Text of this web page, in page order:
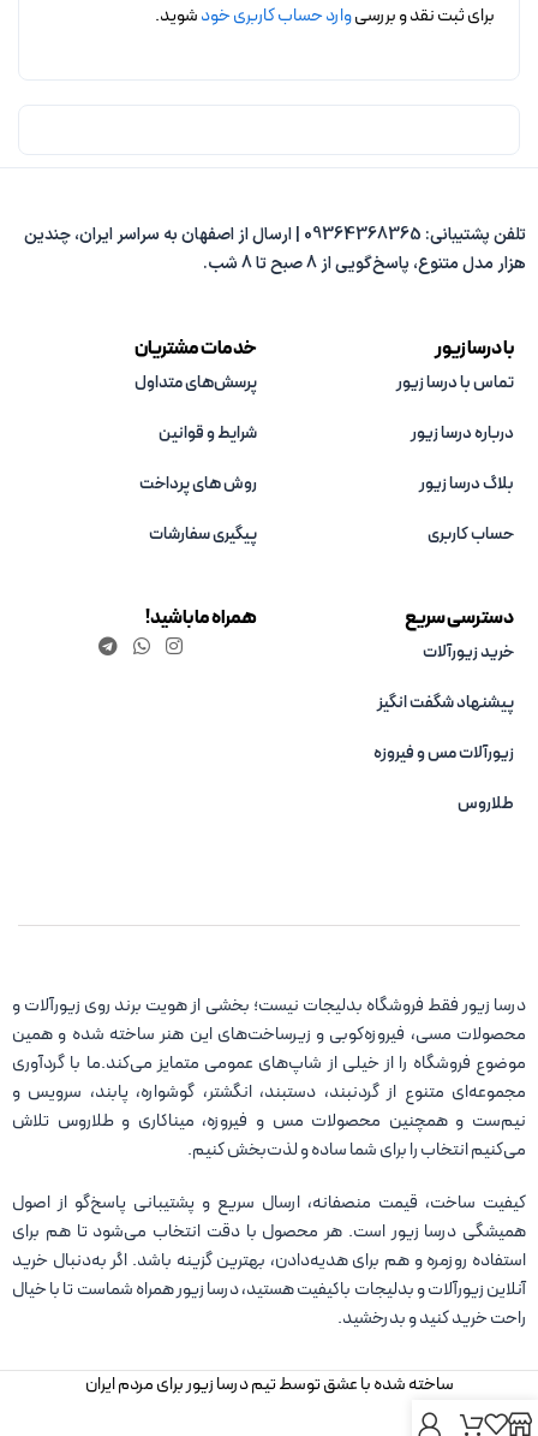
برای ثبت نقد و بررسیوارد حساب کاربری خودشوید.
تلفن پشتیبانی: 09364368365 | ارسال از اصفهان به سراسر ایران، چندین
هزار مدل متنوع، پاسخ‌گویی از 8 صبح تا 8 شب.
با درسا زیور
تماس با درسا زیور
درباره درسا زیور
بلاگ درسا زیور
حساب کاربری
خدمات مشتریان
پرسش‌های متداول
شرایط و قوانین
روش های پرداخت
پیگیری سفارشات
دسترسی سریع
خرید زیورآلات
پیشنهاد شگفت انگیز
زیورآلات مس و فیروزه‌
طلاروس
همراه ما باشید!
درسا زیور فقط فروشگاه بدلیجات نیست؛ بخشی از هویت برند روی زیورآلات و
محصولات مسی، فیروزه‌کوبی و زیرساخت‌های این هنر ساخته شده و همین
موضوع فروشگاه را از خیلی از شاپ‌های عمومی متمایز می‌کند.ما با گردآوری
مجموعه‌ای متنوع از گردنبند، دستبند، انگشتر، گوشواره، پابند، سرویس و
نیم‌ست و همچنین محصولات مس و فیروزه، میناکاری و طلاروس تلاش
می‌کنیم انتخاب را برای شما ساده و لذت‌بخش کنیم.
کیفیت ساخت، قیمت منصفانه، ارسال سریع و پشتیبانی پاسخ‌گو از اصول
همیشگی درسا زیور است. هر محصول با دقت انتخاب می‌شود تا هم برای
استفاده روزمره و هم برای هدیه‌دادن، بهترین گزینه باشد. اگر به‌دنبال خرید
آنلاین زیورآلات و بدلیجات باکیفیت هستید، درسا زیور همراه شماست تا با خیال
راحت خرید کنید و بدرخشید.
ساخته شده با عشق توسط تیم درسا زیور برای مردم ایران